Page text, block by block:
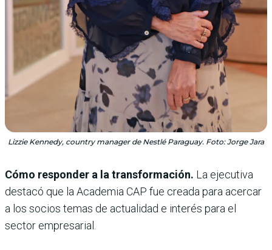
Lizzie Kennedy, country manager de Nestlé Paraguay. Foto: Jorge Jara
Cómo responder a la transformación. La ejecutiva
destacó que la Academia CAP fue creada para acercar
a los socios temas de actualidad e interés para el
sector empresarial.